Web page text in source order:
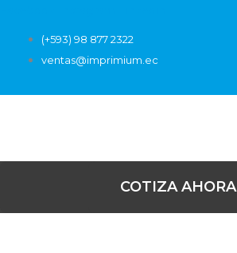
(+593) 98 877 2322
ventas@imprimium.ec
COTIZA AHORA